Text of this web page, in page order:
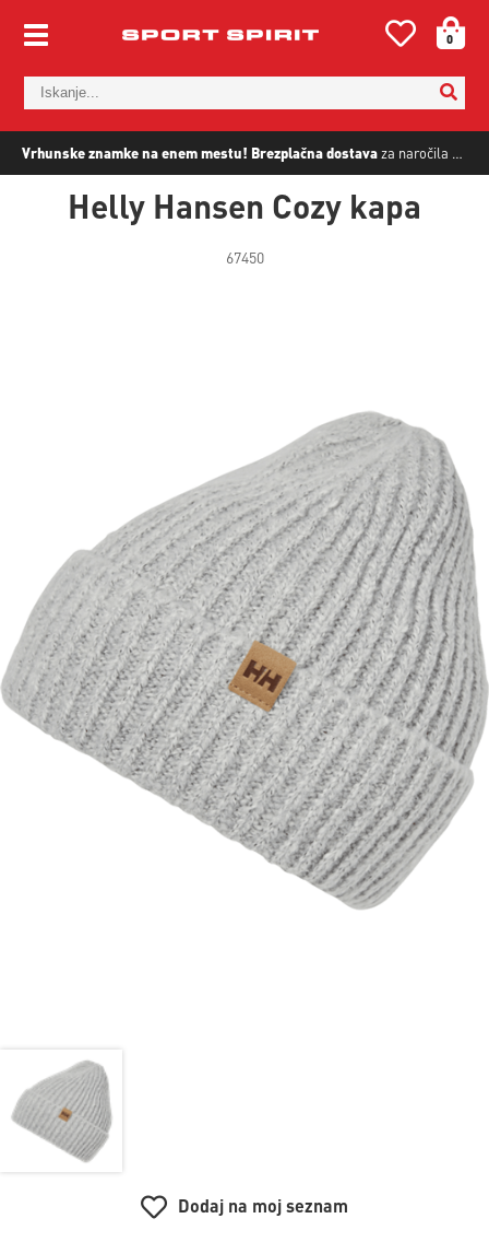
Vrhunske znamke na enem mestu! Brezplačna dostavaza naročila nad
0
Helly Hansen Cozy kapa
67450
Dodaj na moj seznam